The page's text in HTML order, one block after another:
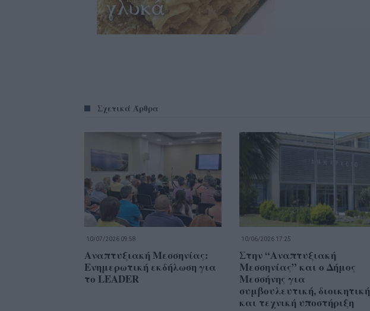
Σχετικά Άρθρα
10/07/2026 09:58
Αναπτυξιακή Μεσσηνίας:
Ενημερωτική εκδήλωση για
το LEADER
10/06/2026 17:25
Στην “Αναπτυξιακή
Μεσσηνίας” και ο Δήμος
Μεσσήνης για
συμβουλευτική, διοικητική
και τεχνική υποστήριξη